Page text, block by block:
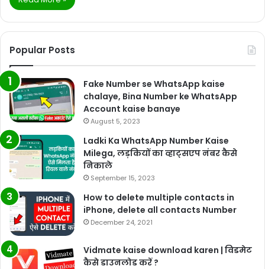
Popular Posts
Fake Number se WhatsApp kaise
chalaye, Bina Number ke WhatsApp
Account kaise banaye
August 5, 2023
Ladki Ka WhatsApp Number Kaise
Milega, लड़कियों का व्हाट्सएप नंबर कैसे
निकाले
September 15, 2023
How to delete multiple contacts in
iPhone, delete all contacts Number
December 24, 2021
Vidmate kaise download karen | विडमेट
कैसे डाउनलोड करें ?